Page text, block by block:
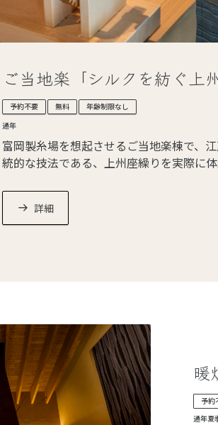
ご当地楽「シルクを紡ぐ上
予約不要 無料
年齢制限なし
通年
富岡製糸場を想起させるご当地楽棟で、
統的な技法である、上州座繰りを実際に体
＊ご当地楽とは
全国に展開する温泉旅館ブランド「界」
域の特徴的な魅力を楽しんでいただけるよ
詳細
暖
予約
通年夏